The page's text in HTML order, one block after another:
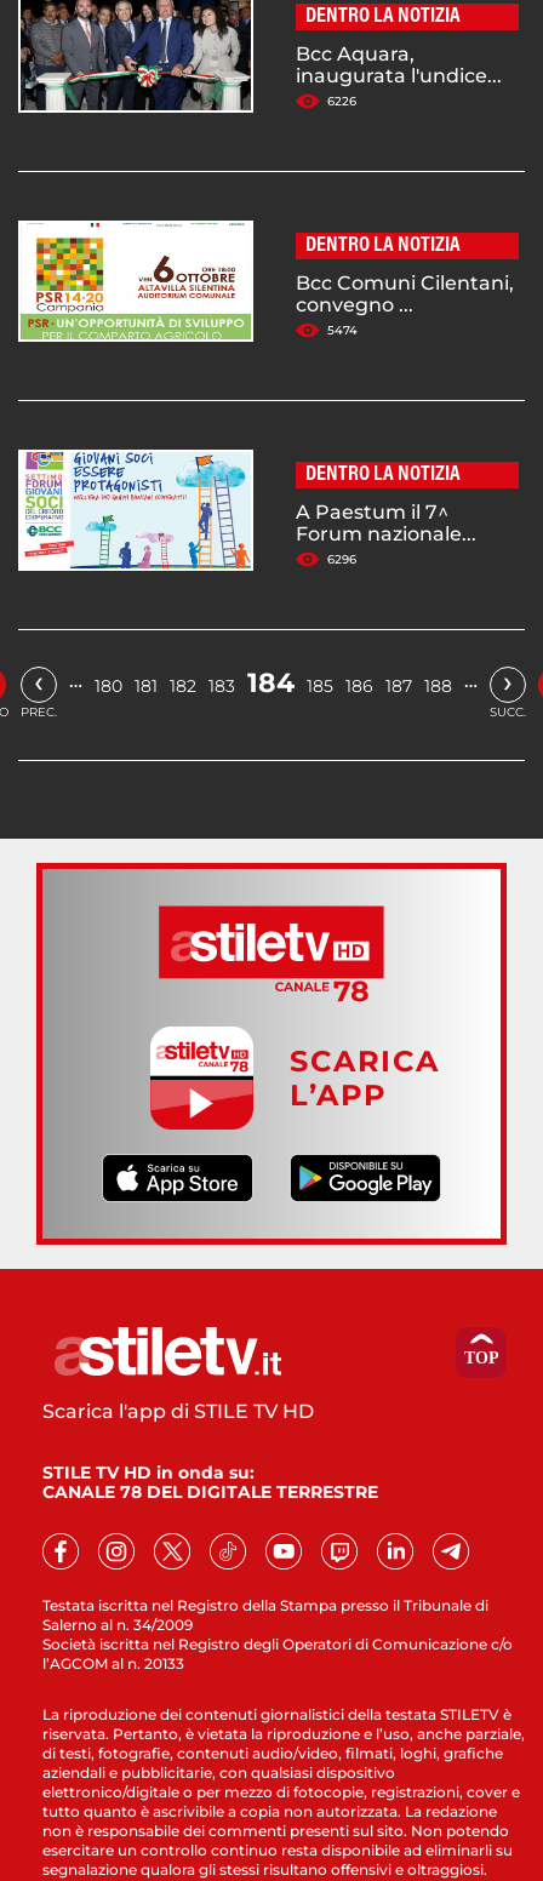
DENTRO LA NOTIZIA
Bcc Aquara,
inaugurata l'undice...
6226
DENTRO LA NOTIZIA
Bcc Comuni Cilentani,
convegno ...
5474
DENTRO LA NOTIZIA
A Paestum il 7^
Forum nazionale...
6296
‹
PREC.
… 180 181 182 183 184 185 186 187 188 … ›
SUCC.
SCARICA
L’APP
Testata iscritta nel Registro della Stampa presso il Tribunale di
Salerno al n. 34/2009
Società iscritta nel Registro degli Operatori di Comunicazione c/o
l’AGCOM al n. 20133
Scarica l'app di STILE TV HD
STILE TV HD in onda su:
CANALE 78 DEL DIGITALE TERRESTRE
La riproduzione dei contenuti giornalistici della testata STILETV è
riservata. Pertanto, è vietata la riproduzione e l’uso, anche parziale,
di testi, fotografie, contenuti audio/video, filmati, loghi, grafiche
aziendali e pubblicitarie, con qualsiasi dispositivo
elettronico/digitale o per mezzo di fotocopie, registrazioni, cover e
tutto quanto è ascrivibile a copia non autorizzata. La redazione
non è responsabile dei commenti presenti sul sito. Non potendo
esercitare un controllo continuo resta disponibile ad eliminarli su
segnalazione qualora gli stessi risultano offensivi e oltraggiosi.